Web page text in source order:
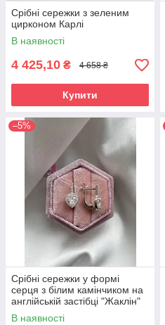
Срібні сережки з зеленим
цирконом Карлі
В наявності
4 425,10 ₴ 4 658 ₴
Купити
–5%
Срібні сережки у формі
серця з білим камінчиком на
англійській застібці "Жаклін"
В наявності